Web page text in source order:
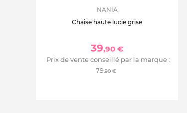
NANIA
Chaise haute lucie grise
39,90 €
Prix de vente conseillé par la marque :
79,90 €